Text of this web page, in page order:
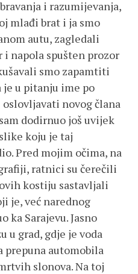
i razumijevanja,
mlađi brat i ja smo
autu, zagledali
napola spušten prozor
smo zapamtiti
u pitanju ime po
novog člana
dodirnuo još uvijek
koju je taj
Pred mojim očima, na
ratnici su čerečili
kostiju sastavljali
je, već narednog
ka Sarajevu. Jasno
u grad, gdje je voda
prepuna automobila
slonova. Na toj